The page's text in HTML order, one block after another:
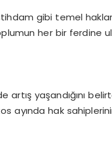
gibi temel
her bir ferdine
artış yaşandığını
ayında hak